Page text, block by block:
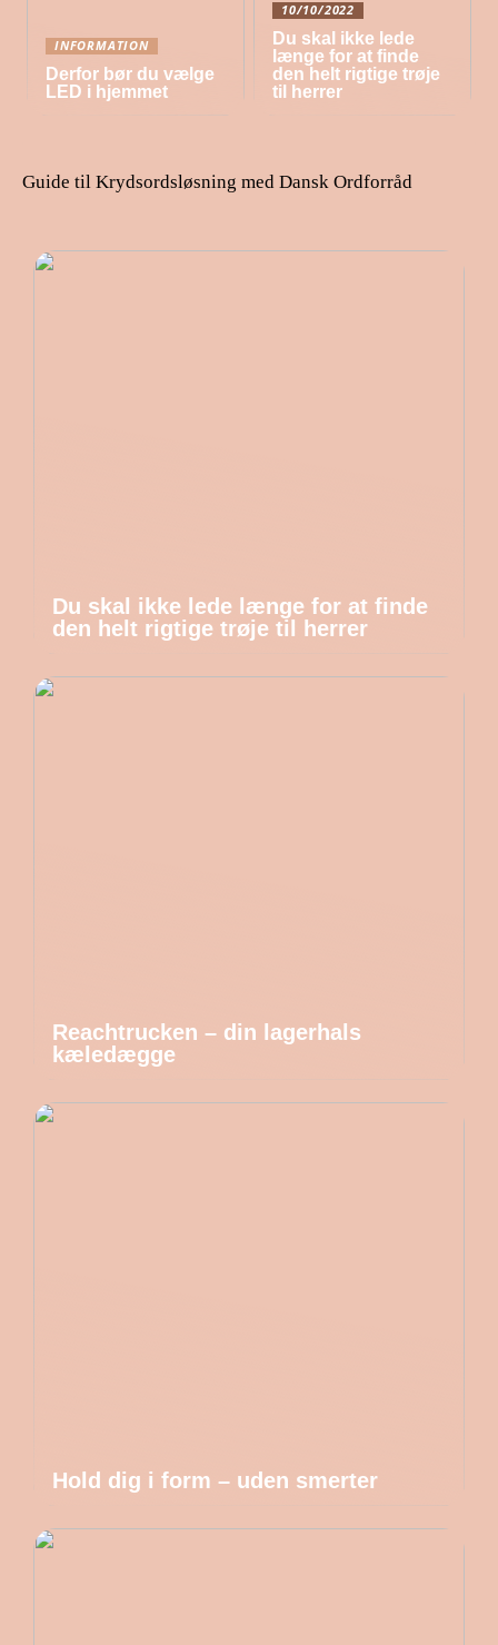
INFORMATION
Derfor bør du vælge
LED i hjemmet
10/10/2022
Du skal ikke lede
længe for at finde
den helt rigtige trøje
til herrer
Guide til Krydsordsløsning med Dansk Ordforråd
Du skal ikke lede længe for at finde
den helt rigtige trøje til herrer
Reachtrucken – din lagerhals
kæledægge
Hold dig i form – uden smerter